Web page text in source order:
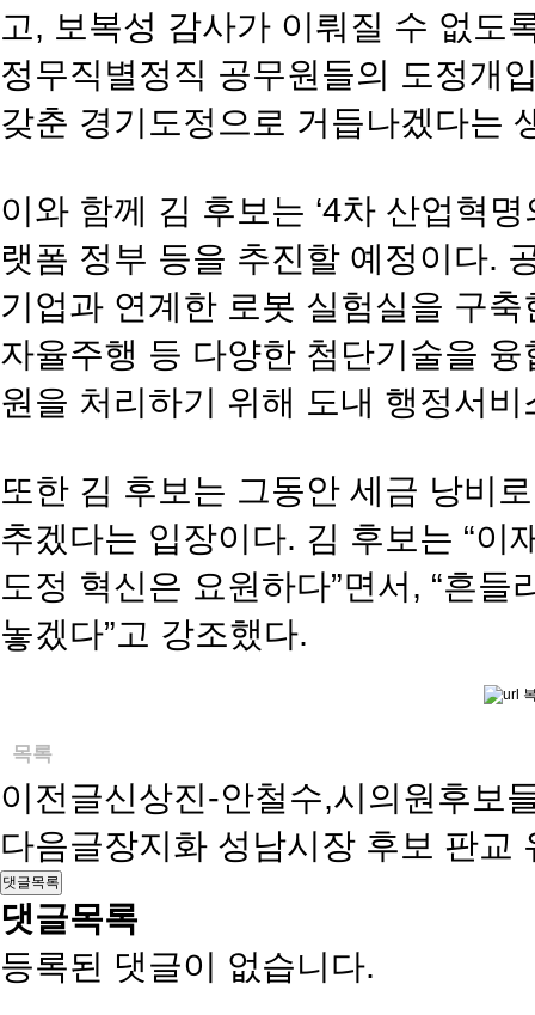
고, 보복성 감사가 이뤄질 수 없도
정무직별정직 공무원들의 도정개
갖춘 경기도정으로 거듭나겠다는
이와 함께 김 후보는 ‘4차 산업혁
랫폼 정부 등을 추진할 예정이다.
기업과 연계한 로봇 실험실을 구
자율주행 등 다양한 첨단기술을
원을 처리하기 위해 도내 행정서
또한 김 후보는 그동안 세금 낭비
추겠다는 입장이다. 김 후보는 “
도정 혁신은 요원하다”면서, “흔
놓겠다”고 강조했다.
목록
이전글신상진-안철수,시의원후보
다음글장지화 성남시장 후보 판교
댓글목록
댓글목록
등록된 댓글이 없습니다.